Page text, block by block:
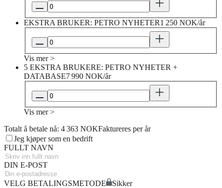
EKSTRA BRUKER: PETRO NYHETER1 250 NOK/år
Vis mer >
5 EKSTRA BRUKERE: PETRO NYHETER +
DATABASE7 990 NOK/år
Vis mer >
Totalt å betale nå: 4 363 NOKFaktureres per år
Jeg kjøper som en bedrift
FULLT NAVN
DIN E-POST
VELG BETALINGSMETODE
Sikker